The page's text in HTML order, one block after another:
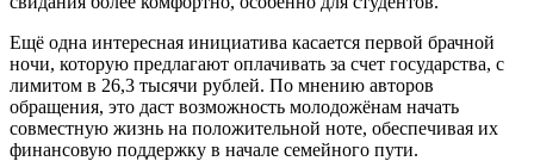
Ещё одна интересная инициатива касается первой брачной
ночи, которую предлагают оплачивать за счет государства, с
лимитом в 26,3 тысячи рублей. По мнению авторов
обращения, это даст возможность молодожёнам начать
совместную жизнь на положительной ноте, обеспечивая их
финансовую поддержку в начале семейного пути.